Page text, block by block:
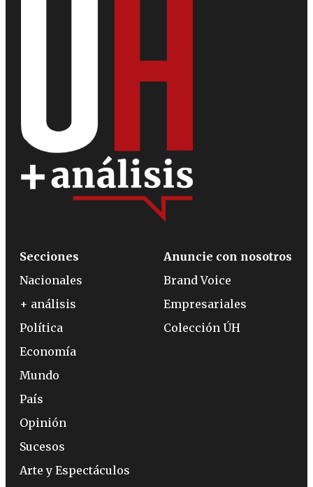
Secciones
Nacionales
+ análisis
Política
Economía
Mundo
País
Opinión
Sucesos
Arte y Espectáculos
Anuncie con nosotros
Brand Voice
Empresariales
Colección ÚH